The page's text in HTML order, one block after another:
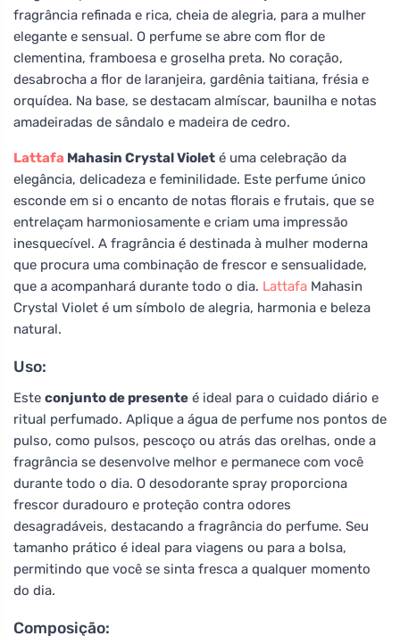
fragrância refinada e rica, cheia de alegria, para a mulher
elegante e sensual. O perfume se abre com flor de
clementina, framboesa e groselha preta. No coração,
desabrocha a flor de laranjeira, gardênia taitiana, frésia e
orquídea. Na base, se destacam almíscar, baunilha e notas
amadeiradas de sândalo e madeira de cedro.
Lattafa Mahasin Crystal Violet é uma celebração da
elegância, delicadeza e feminilidade. Este perfume único
esconde em si o encanto de notas florais e frutais, que se
entrelaçam harmoniosamente e criam uma impressão
inesquecível. A fragrância é destinada à mulher moderna
que procura uma combinação de frescor e sensualidade,
que a acompanhará durante todo o dia. Lattafa Mahasin
Crystal Violet é um símbolo de alegria, harmonia e beleza
natural.
Uso:
Este conjunto de presente é ideal para o cuidado diário e
ritual perfumado. Aplique a água de perfume nos pontos de
pulso, como pulsos, pescoço ou atrás das orelhas, onde a
fragrância se desenvolve melhor e permanece com você
durante todo o dia. O desodorante spray proporciona
frescor duradouro e proteção contra odores
desagradáveis, destacando a fragrância do perfume. Seu
tamanho prático é ideal para viagens ou para a bolsa,
permitindo que você se sinta fresca a qualquer momento
do dia.
Composição: